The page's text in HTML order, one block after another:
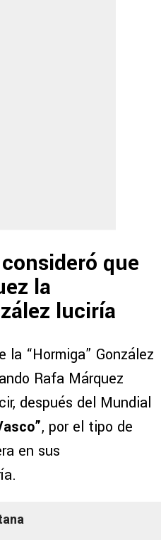
que
la
luciría
la “Hormiga” González
Rafa Márquez
después del Mundial
, por el tipo de
en sus